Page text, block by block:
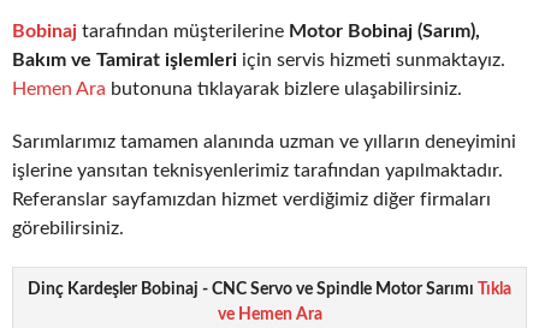
Bobinaj tarafından müşterilerine Motor Bobinaj (Sarım),
Bakım ve Tamirat işlemleri için servis hizmeti sunmaktayız.
Hemen Ara butonuna tıklayarak bizlere ulaşabilirsiniz.
Sarımlarımız tamamen alanında uzman ve yılların deneyimini
işlerine yansıtan teknisyenlerimiz tarafından yapılmaktadır.
Referanslar sayfamızdan hizmet verdiğimiz diğer firmaları
görebilirsiniz.
Dinç Kardeşler Bobinaj - CNC Servo ve Spindle Motor Sarımı Tıkla
ve Hemen Ara